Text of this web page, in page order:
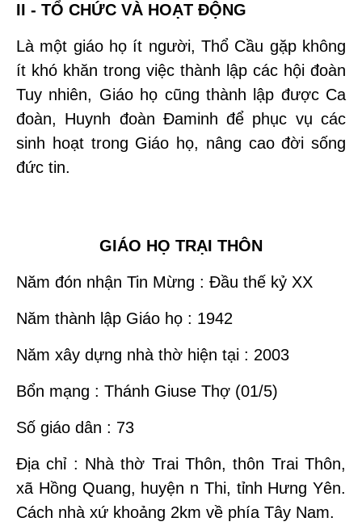
II - TỔ CHỨC VÀ HOẠT ĐỘNG
Là một giáo họ ít người, Thổ Cầu gặp không
ít khó khăn trong việc thành lập các hội đoàn
Tuy nhiên, Giáo họ cũng thành lập được Ca
đoàn, Huynh đoàn Đaminh để phục vụ các
sinh hoạt trong Giáo họ, nâng cao đời sống
đức tin.
GIÁO HỌ TRẠI THÔN
Năm đón nhận Tin Mừng : Đầu thế kỷ XX
Năm thành lập Giáo họ : 1942
Năm xây dựng nhà thờ hiện tại : 2003
Bổn mạng : Thánh Giuse Thợ (01/5)
Số giáo dân : 73
Địa chỉ : Nhà thờ Trai Thôn, thôn Trai Thôn,
xã Hồng Quang, huyện n Thi, tỉnh Hưng Yên.
Cách nhà xứ khoảng 2km về phía Tây Nam.